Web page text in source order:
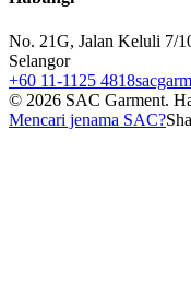
No. 21G, Jalan Keluli 7/
Selangor
+60 11-1125 4818
© 2026 SAC Garment.
Mencari jenama SAC?